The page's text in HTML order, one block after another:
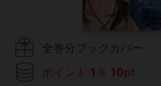
全巻分ブックカバー
ポイント 1 ％ 10pt